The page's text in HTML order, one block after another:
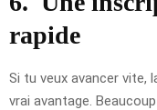
rapide
Si tu veux avancer vite,
vrai avantage.